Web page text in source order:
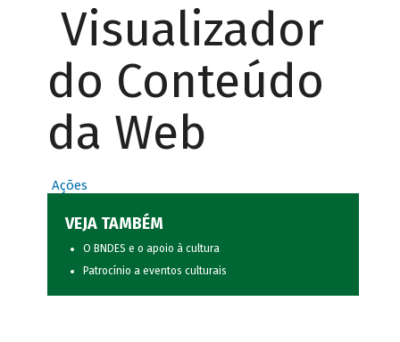
Visualizador
do Conteúdo
da Web
Ações
VEJA TAMBÉM
O BNDES e o apoio à cultura
Patrocínio a eventos culturais